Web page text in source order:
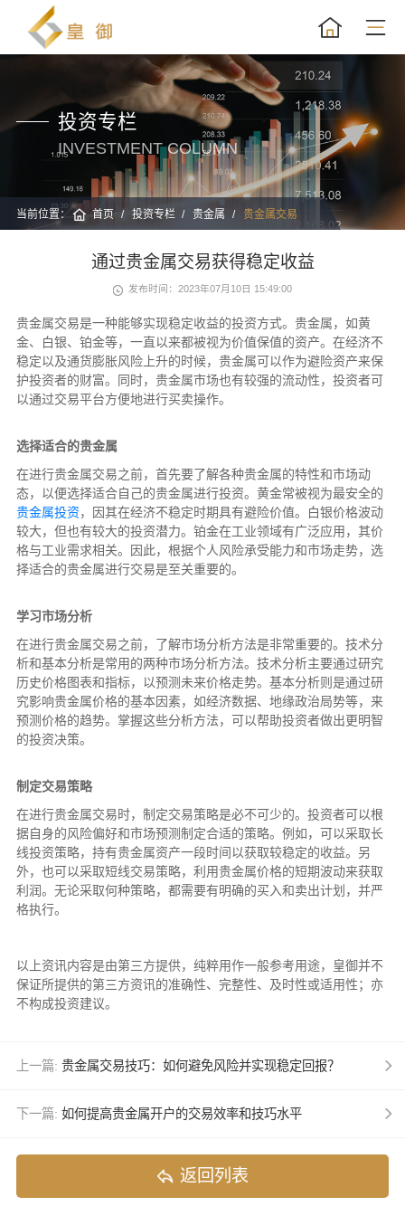
投资专栏
INVESTMENT COLUMN
当前位置： 首页 投资专栏 贵金属 贵金属交易
通过贵金属交易获得稳定收益
发布时间：2023年07月10日 15:49:00
贵金属交易是一种能够实现稳定收益的投资方式。贵金属，如黄
金、白银、铂金等，一直以来都被视为价值保值的资产。在经济不
稳定以及通货膨胀风险上升的时候，贵金属可以作为避险资产来保
护投资者的财富。同时，贵金属市场也有较强的流动性，投资者可
以通过交易平台方便地进行买卖操作。
选择适合的贵金属
在进行贵金属交易之前，首先要了解各种贵金属的特性和市场动
态，以便选择适合自己的贵金属进行投资。黄金常被视为最安全的
贵金属投资，因其在经济不稳定时期具有避险价值。白银价格波动
较大，但也有较大的投资潜力。铂金在工业领域有广泛应用，其价
格与工业需求相关。因此，根据个人风险承受能力和市场走势，选
择适合的贵金属进行交易是至关重要的。
学习市场分析
在进行贵金属交易之前，了解市场分析方法是非常重要的。技术分
析和基本分析是常用的两种市场分析方法。技术分析主要通过研究
历史价格图表和指标，以预测未来价格走势。基本分析则是通过研
究影响贵金属价格的基本因素，如经济数据、地缘政治局势等，来
预测价格的趋势。掌握这些分析方法，可以帮助投资者做出更明智
的投资决策。
制定交易策略
在进行贵金属交易时，制定交易策略是必不可少的。投资者可以根
据自身的风险偏好和市场预测制定合适的策略。例如，可以采取长
线投资策略，持有贵金属资产一段时间以获取较稳定的收益。另
外，也可以采取短线交易策略，利用贵金属价格的短期波动来获取
利润。无论采取何种策略，都需要有明确的买入和卖出计划，并严
格执行。
以上资讯内容是由第三方提供，纯粹用作一般参考用途，皇御并不
保证所提供的第三方资讯的准确性、完整性、及时性或适用性；亦
不构成投资建议。
上一篇: 贵金属交易技巧：如何避免风险并实现稳定回报？
下一篇: 如何提高贵金属开户的交易效率和技巧水平
返回列表